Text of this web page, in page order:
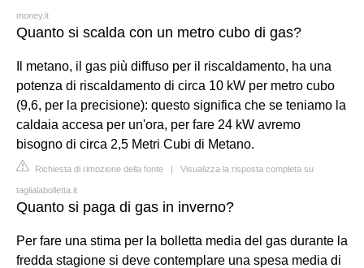
money.it
Quanto si scalda con un metro cubo di gas?
Il metano, il gas più diffuso per il riscaldamento, ha una
potenza di riscaldamento di circa 10 kW per metro cubo
(9,6, per la precisione): questo significa che se teniamo la
caldaia accesa per un'ora, per fare 24 kW avremo
bisogno di circa 2,5 Metri Cubi di Metano.
Richiesta di rimozione della fonte | Visualizza la risposta completa su
taglialabolletta.it
Quanto si paga di gas in inverno?
Per fare una stima per la bolletta media del gas durante la
fredda stagione si deve contemplare una spesa media di